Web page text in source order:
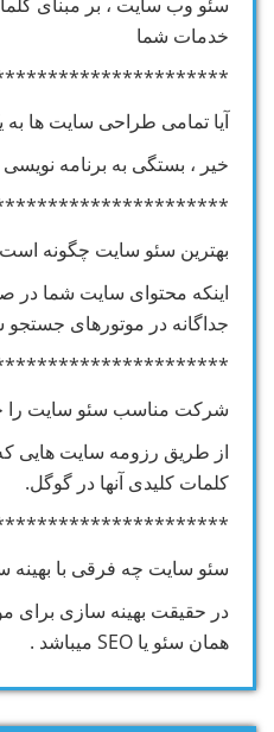
خدمات شما
آیا تمامی طراحی سایت ها
خیر ، بستگی به برنامه
بهترین سئو سایت چگونه
اینکه محتوای سایت شما
جداگانه در موتورهای
شرکت مناسب سئو سایت را
از طریق رزومه سایت هایی
کلمات کلیدی آنها در گوگل.
سئو سایت چه فرقی با بهینه
در حقیقت بهینه سازی برای
همان سئو یا SEO میباشد .